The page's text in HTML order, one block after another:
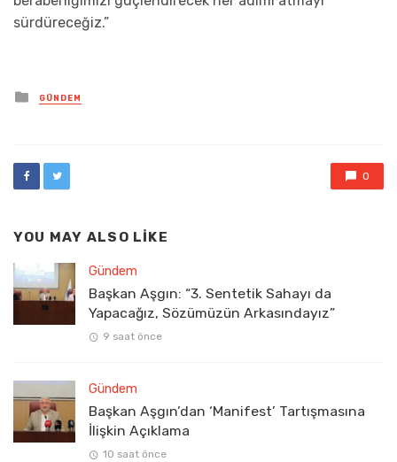
sürdüreceğiz.”
Posted
in
GÜNDEM
0
YOU MAY ALSO LIKE
Gündem
Başkan Aşgın: “3. Sentetik Sahayı da
Yapacağız, Sözümüzün Arkasındayız”
9 saat önce
Gündem
Başkan Aşgın’dan ‘Manifest’ Tartışmasına
İlişkin Açıklama
10 saat önce